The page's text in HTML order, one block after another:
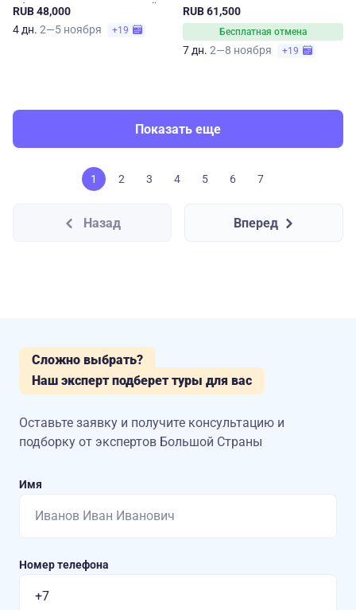
объедаемся! Сокращенный
RUB 48,000
4 дн. 2—5 ноября +19
программа
RUB 61,500
Бесплатная отмена
7 дн. 2—8 ноября +19
Показать еще
1 2 3 4 5 6 7
Назад Вперед
Сложно выбрать?
Наш эксперт подберет туры для вас
Оставьте заявку и получите консультацию и
подборку от экспертов Большой Страны
Имя
Номер телефона